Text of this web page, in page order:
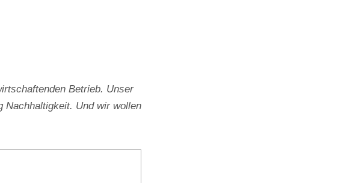
Betrieb. Unser
Nachhaltigkeit. Und wir wollen